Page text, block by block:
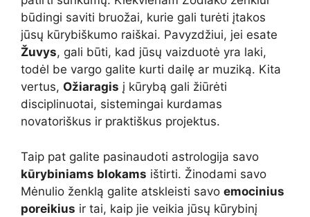
būdingi saviti bruožai, kurie gali turėti įtakos
jūsų kūrybiškumo raiškai. Pavyzdžiui, jei esate
Žuvys, gali būti, kad jūsų vaizduotė yra laki,
todėl be vargo galite kurti dailę ar muziką. Kita
vertus, Ožiaragis į kūrybą gali žiūrėti
disciplinuotai, sistemingai kurdamas
novatoriškus ir praktiškus projektus.
Taip pat galite pasinaudoti astrologija savo
kūrybiniams blokams ištirti. Žinodami savo
Mėnulio ženklą galite atskleisti savo emocinius
poreikius ir tai, kaip jie veikia jūsų kūrybinį